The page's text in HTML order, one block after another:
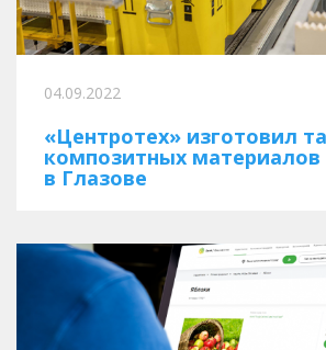
04.09.2022
«Центротех» изготовил
композитных материалов
в Глазове